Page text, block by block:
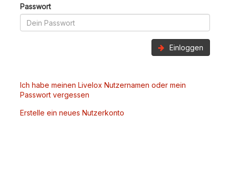
Passwort
Einloggen
Ich habe meinen Livelox Nutzernamen oder mein
Passwort vergessen
Erstelle ein neues Nutzerkonto